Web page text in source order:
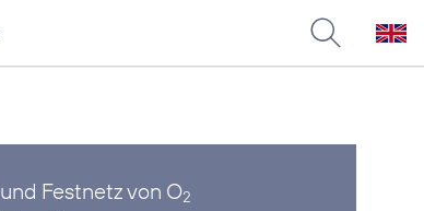
Festnetz von O2